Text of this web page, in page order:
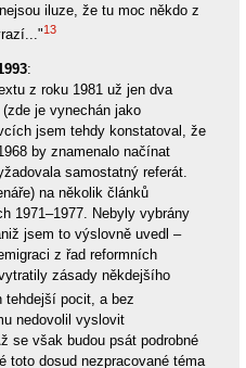
iluze, že tu moc někdo z
13
:
z roku 1981 už jen dva
je vynechán jako
jsem tehdy konstatoval, že
by znamenalo načínat
samostatný referát.
na několik článků
1971–1977. Nebyly vybrány
jsem to výslovně uvedl –
z řad reformních
zásady někdejšího
pocit, a bez
nedovolil vyslovit
se však budou psát podrobné
toto dosud nezpracované téma